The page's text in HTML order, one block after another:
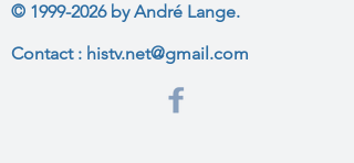
© 1999-2026by André Lange.
Contact : histv.net@gmail.com